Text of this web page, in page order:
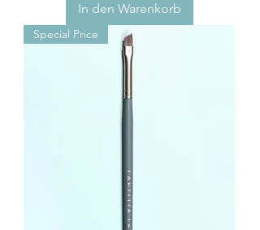
In den Warenkorb
Special Price